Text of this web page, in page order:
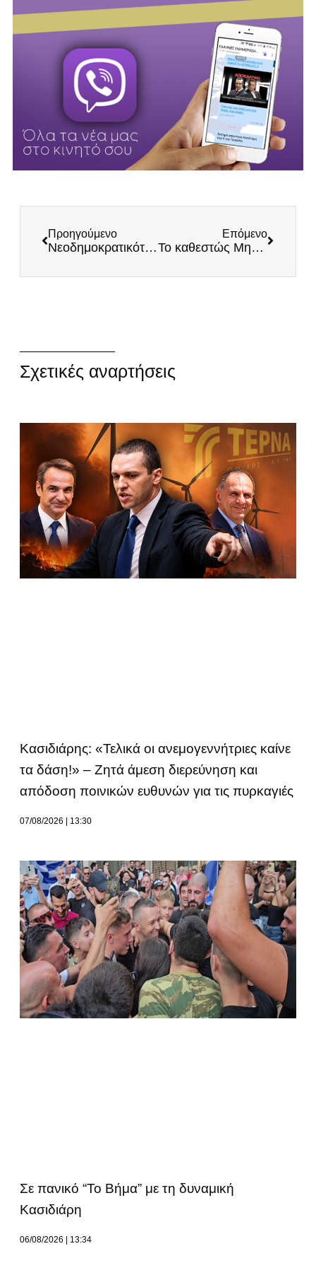
Προηγούμενο
Νεοδημοκρατικότεροι της ΝΔ, οι εμπορικοί σύλλογοι
Επόμενο
Το καθεστώς Μητσοτάκη ώθησε Ελληνίδα υγειονομικό στην αυτοχειρία! Θα τιμωρηθούν οι ιθύνοντες;
Σχετικές αναρτήσεις
Κασιδιάρης: «Τελικά οι ανεμογεννήτριες καίνε
τα δάση!» – Ζητά άμεση διερεύνηση και
απόδοση ποινικών ευθυνών για τις πυρκαγιές
07/08/2026 13:30
Σε πανικό “Το Βήμα” με τη δυναμική
Κασιδιάρη
06/08/2026 13:34